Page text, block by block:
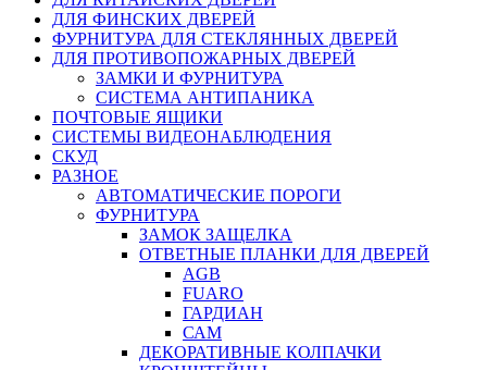
ДЛЯ ФИНСКИХ ДВЕРЕЙ
ФУРНИТУРА ДЛЯ СТЕКЛЯННЫХ ДВЕРЕЙ
ДЛЯ ПРОТИВОПОЖАРНЫХ ДВЕРЕЙ
ЗАМКИ И ФУРНИТУРА
СИСТЕМА АНТИПАНИКА
ПОЧТОВЫЕ ЯЩИКИ
СИСТЕМЫ ВИДЕОНАБЛЮДЕНИЯ
СКУД
РАЗНОЕ
АВТОМАТИЧЕСКИЕ ПОРОГИ
ФУРНИТУРА
ЗАМОК ЗАЩЕЛКА
ОТВЕТНЫЕ ПЛАНКИ ДЛЯ ДВЕРЕЙ
AGB
FUARO
ГАРДИАН
САМ
ДЕКОРАТИВНЫЕ КОЛПАЧКИ